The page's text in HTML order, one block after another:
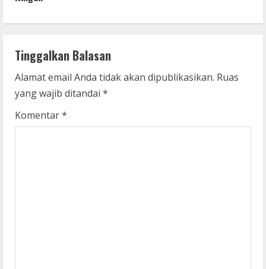
u
e
R
e
a
Tinggalkan Balasan
Alamat email Anda tidak akan dipublikasikan. Ruas
yang wajib ditandai *
Komentar*